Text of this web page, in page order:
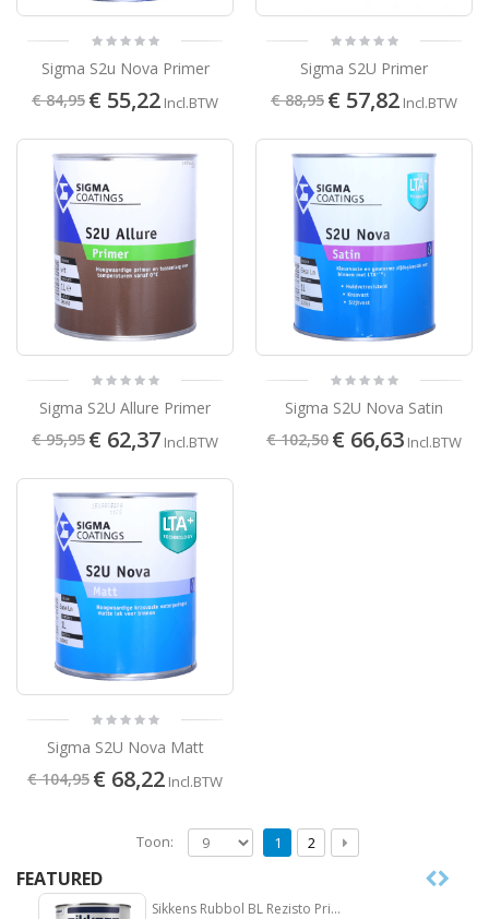
Sigma S2u Nova Primer
€ 84,95 € 55,22 Incl.BTW
Sigma S2U Primer
€ 88,95 € 57,82 Incl.BTW
Sigma S2U Allure Primer
€ 95,95 € 62,37 Incl.BTW
Sigma S2U Nova Satin
€ 102,50 € 66,63 Incl.BTW
Sigma S2U Nova Matt
€ 104,95 € 68,22 Incl.BTW
1 2
Toon:
FEATURED
Sikkens Rubbol BL Rezisto Primer